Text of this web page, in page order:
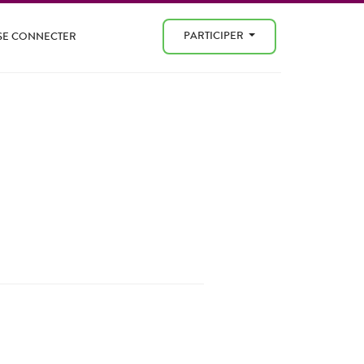
CONNECTER PARTICIPER